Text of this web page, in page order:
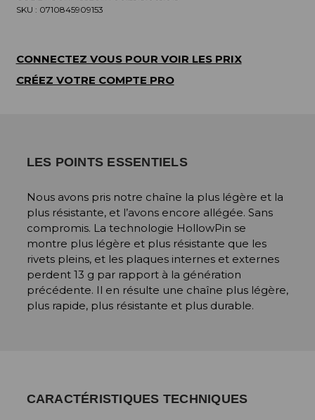
SKU : 0710845909153
CONNECTEZ VOUS POUR VOIR LES PRIX
CRÉEZ VOTRE COMPTE PRO
LES POINTS ESSENTIELS
Nous avons pris notre chaîne la plus légère et la
plus résistante, et l’avons encore allégée. Sans
compromis. La technologie HollowPin se
montre plus légère et plus résistante que les
rivets pleins, et les plaques internes et externes
perdent 13 g par rapport à la génération
précédente. Il en résulte une chaîne plus légère,
plus rapide, plus résistante et plus durable.
CARACTÉRISTIQUES TECHNIQUES